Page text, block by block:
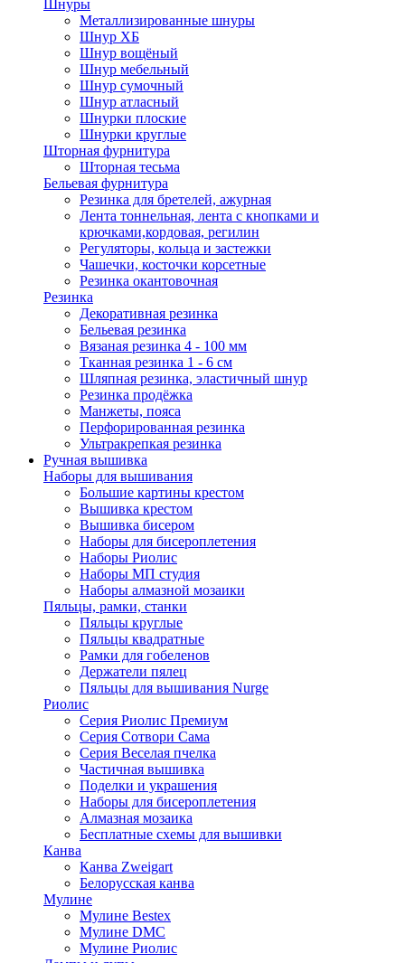
Шнуры
Металлизированные шнуры
Шнур ХБ
Шнур вощёный
Шнур мебельный
Шнур сумочный
Шнур атласный
Шнурки плоские
Шнурки круглые
Шторная фурнитура
Шторная тесьма
Бельевая фурнитура
Резинка для бретелей, ажурная
Лента тоннельная, лента с кнопками и
крючками,кордовая, регилин
Регуляторы, кольца и застежки
Чашечки, косточки корсетные
Резинка окантовочная
Резинка
Декоративная резинка
Бельевая резинка
Вязаная резинка 4 - 100 мм
Тканная резинка 1 - 6 см
Шляпная резинка, эластичный шнур
Резинка продёжка
Манжеты, пояса
Перфорированная резинка
Ультракрепкая резинка
Ручная вышивка
Наборы для вышивания
Большие картины крестом
Вышивка крестом
Вышивка бисером
Наборы для бисероплетения
Наборы Риолис
Наборы МП студия
Наборы алмазной мозаики
Пяльцы, рамки, станки
Пяльцы круглые
Пяльцы квадратные
Рамки для гобеленов
Держатели пялец
Пяльцы для вышивания Nurge
Риолис
Серия Риолис Премиум
Серия Сотвори Сама
Серия Веселая пчелка
Частичная вышивка
Поделки и украшения
Наборы для бисероплетения
Алмазная мозаика
Бесплатные схемы для вышивки
Канва
Канва Zweigart
Белорусская канва
Мулине
Мулине Bestex
Мулине DMC
Мулине Риолис